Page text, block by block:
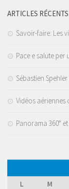
ARTICLES RÉCENTS
Savoir-faire: Les
Pace e salute per
Sébastien
Vidéos aériennes
Panorama 360°
L
M